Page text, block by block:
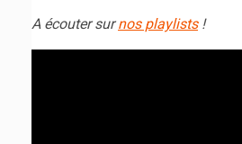
A écouter surnos playlists!